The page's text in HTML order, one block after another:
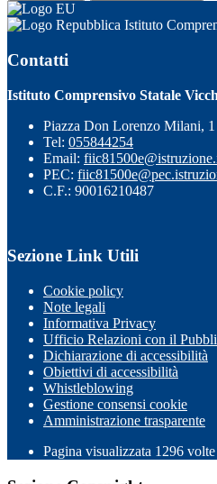
Istituto
Contatti
Istituto Comprensivo Statale
Piazza Don Lorenzo Milani,
Tel: 055844254
Email:
PEC:
C.F.: 90016210487
Sezione Link Utili
Cookie policy
Note legali
Informativa Privacy
Ufficio Relazioni con il
Dichiarazione di accessibilità
Obiettivi di accessibilità
Whistleblowing
Gestione consensi cookie
Amministrazione trasparente
Pagina visualizzata 1296 volte